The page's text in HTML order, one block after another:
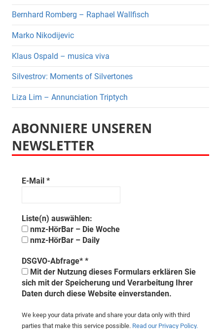
Bernhard Romberg – Raphael Wallfisch
Marko Nikodijevic
Klaus Ospald – musica viva
Silvestrov: Moments of Silvertones
Liza Lim – Annunciation Triptych
ABONNIERE UNSEREN
NEWSLETTER
E-Mail *
Liste(n) auswählen:
nmz-HörBar – Die Woche
nmz-HörBar – Daily
DSGVO-Abfrage* *
Mit der Nutzung dieses Formulars erklären Sie
sich mit der Speicherung und Verarbeitung Ihrer
Daten durch diese Website einverstanden.
We keep your data private and share your data only with third
parties that make this service possible. Read our Privacy Policy.